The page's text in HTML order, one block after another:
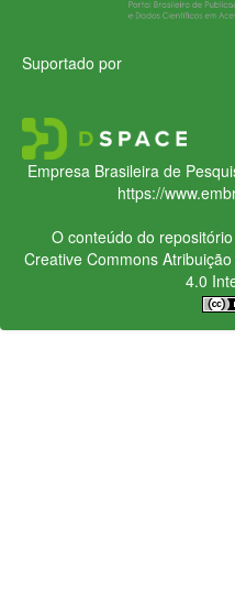
Suportado por
Empresa Brasileira de
https://
O conteúdo do
Creative CommonsAtribuição
4.0